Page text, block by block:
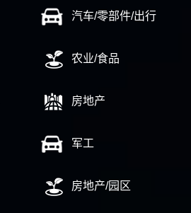
汽车/零部件/出行
农业/食品
房地产
军工
房地产/园区